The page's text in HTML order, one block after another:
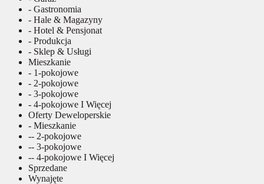
- Gastronomia
- Hale & Magazyny
- Hotel & Pensjonat
- Produkcja
- Sklep & Usługi
Mieszkanie
- 1-pokojowe
- 2-pokojowe
- 3-pokojowe
- 4-pokojowe I Więcej
Oferty Deweloperskie
- Mieszkanie
-- 2-pokojowe
-- 3-pokojowe
-- 4-pokojowe I Więcej
Sprzedane
Wynajęte